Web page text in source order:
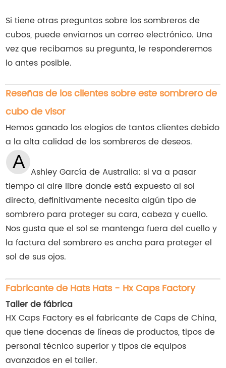
Si tiene otras preguntas sobre los sombreros de
cubos, puede enviarnos un correo electrónico. Una
vez que recibamos su pregunta, le responderemos
lo antes posible.
Reseñas de los clientes sobre este sombrero de
cubo de visor
Hemos ganado los elogios de tantos clientes debido
a la alta calidad de los sombreros de deseos.
Ashley García de Australia: si va a pasar
tiempo al aire libre donde está expuesto al sol
directo, definitivamente necesita algún tipo de
sombrero para proteger su cara, cabeza y cuello.
Nos gusta que el sol se mantenga fuera del cuello y
la factura del sombrero es ancha para proteger el
sol de sus ojos.
Fabricante de Hats Hats - Hx Caps Factory
Taller de fábrica
HX Caps Factory es el fabricante de Caps de China,
que tiene docenas de líneas de productos, tipos de
personal técnico superior y tipos de equipos
avanzados en el taller.